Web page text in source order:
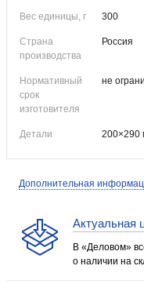
Вес единицы, г 300
Страна
производства
Россия
Нормативный
срок
изготовителя
не
Детали 200×290
Дополнительная
Актуальная
В «Деловом»
о наличии на